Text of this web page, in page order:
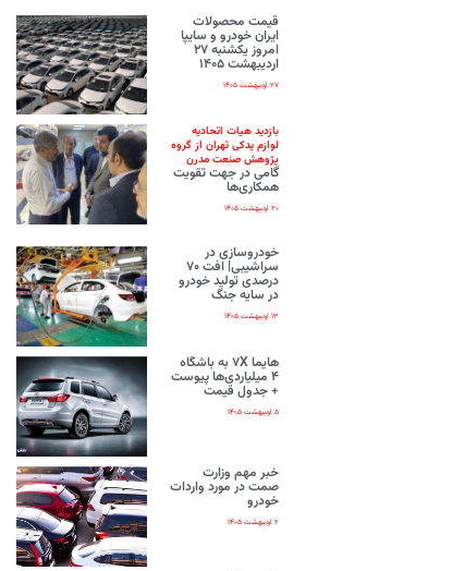
قیمت محصولات
ایران‌ خودرو و سایپا
امروز یکشنبه ۲۷
اردیبهشت ۱۴۰۵
۲۷ اردیبهشت ۱۴۰۵
بازدید هیات اتحادیه
لوازم یدکی تهران از گروه
پژوهش صنعت مدرن
گامی در جهت تقویت
همکاری‌ها
۲۰ اردیبهشت ۱۴۰۵
خودروسازی در
سراشیبی| افت ۷۰
درصدی تولید خودرو
در سایه جنگ
۱۳ اردیبهشت ۱۴۰۵
هایما ۷X به باشگاه
۴ میلیاردی‌ها پیوست
+ جدول قیمت
۵ اردیبهشت ۱۴۰۵
خبر مهم وزارت
صمت در مورد واردات
خودرو
۲ اردیبهشت ۱۴۰۵